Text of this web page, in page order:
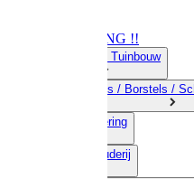
OPRUIMING !!
01) Land-& Tuinbouw
02) Bezems / Borstels /
03) Afrastering
04) Veehouderij